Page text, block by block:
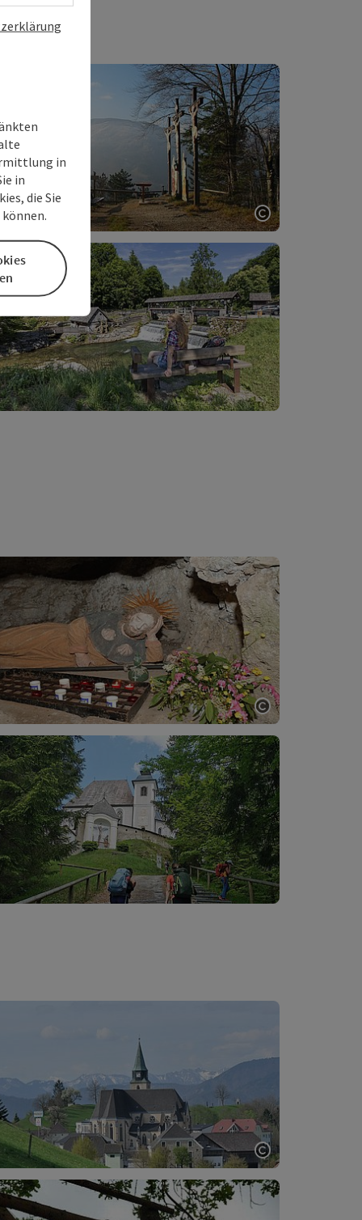
Copyright
Copyright
Copyright
in
in
die Sie